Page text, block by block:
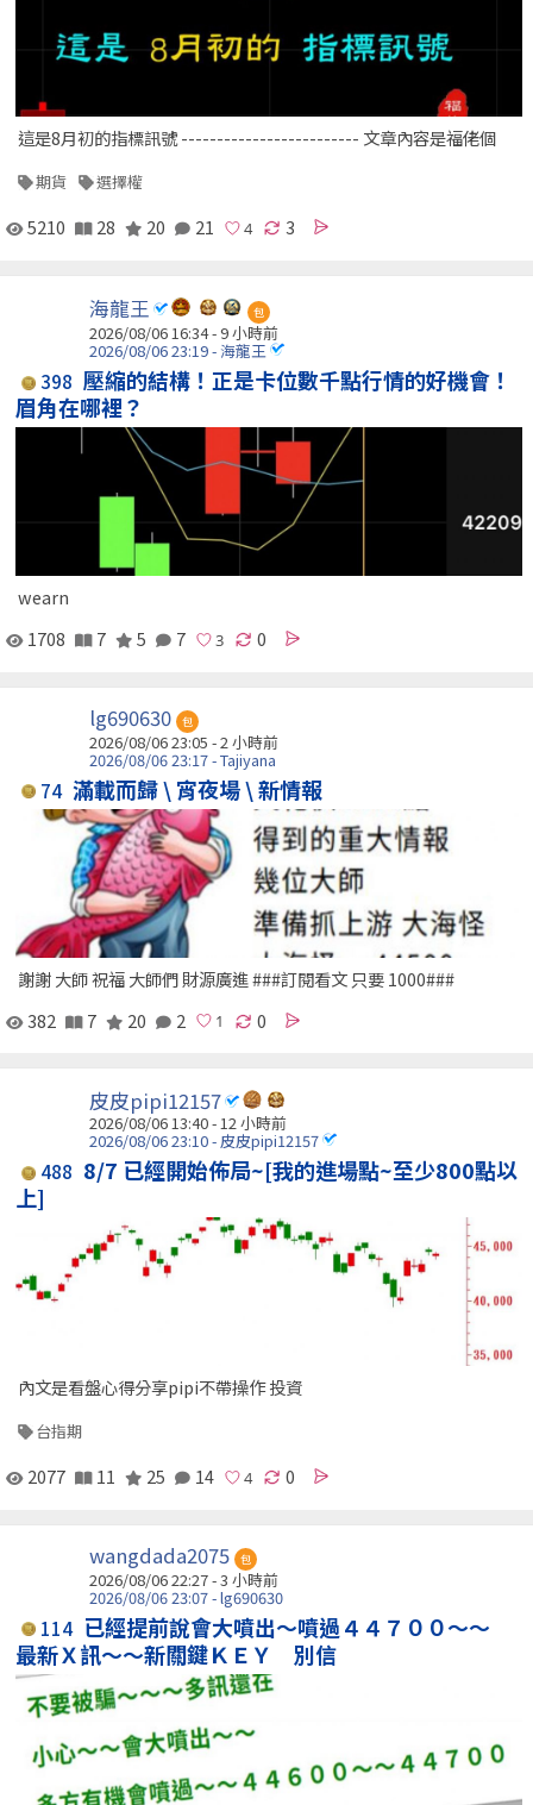
這是8月初的指標訊號 ------------------------- 文章內容是福佬個
期貨 選擇權
5210 28 20 21 3
海龍王 包
2026/08/06 16:34 -9 小時前
2026/08/06 23:19 - 海龍王
398 壓縮的結構！正是卡位數千點行情的好機會！
眉角在哪裡？
wearn
1708
7 5 7 0
lg690630 包
2026/08/06 23:05 -2 小時前
2026/08/06 23:17 - Tajiyana
74 滿載而歸 \ 宵夜場 \ 新情報
謝謝 大師 祝福 大師們 財源廣進 ###訂閱看文 只要 1000###
382
7 20 2 0
皮皮pipi12157
2026/08/06 13:40 -12 小時前
2026/08/06 23:10 - 皮皮pipi12157
488 8/7 已經開始佈局~[我的進場點~至少800點以
上]
內文是看盤心得分享pipi不帶操作 投資
台指期
2077 11 25 14 0
wangdada2075 包
2026/08/06 22:27 -3 小時前
2026/08/06 23:07 - lg690630
114 已經提前說會大噴出～噴過４４７００～～
最新Ｘ訊～～新關鍵ＫＥＹ 別信